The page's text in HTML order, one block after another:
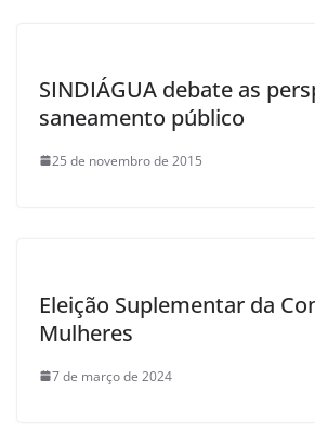
SINDIÁGUA debate as
saneamento público
25 de novembro de 2015
Eleição Suplementar da
Mulheres
7 de março de 2024